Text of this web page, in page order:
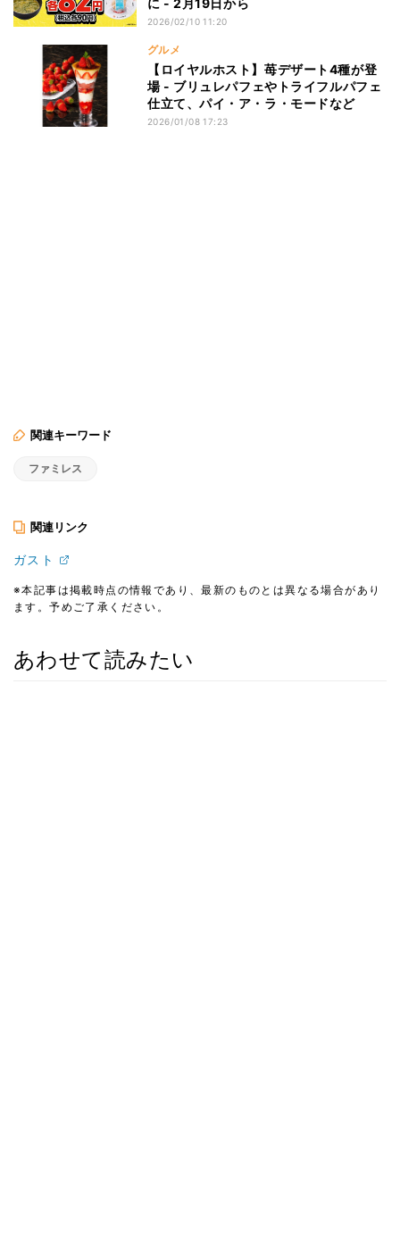
に - 2月19日から
2026/02/10 11:20
グルメ
【ロイヤルホスト】苺デザート4種が登
場 - ブリュレパフェやトライフルパフェ
仕立て、パイ・ア・ラ・モードなど
2026/01/08 17:23
関連キーワード
ファミレス
関連リンク
ガスト
※本記事は掲載時点の情報であり、最新のものとは異なる場合があり
ます。予めご了承ください。
あわせて読みたい